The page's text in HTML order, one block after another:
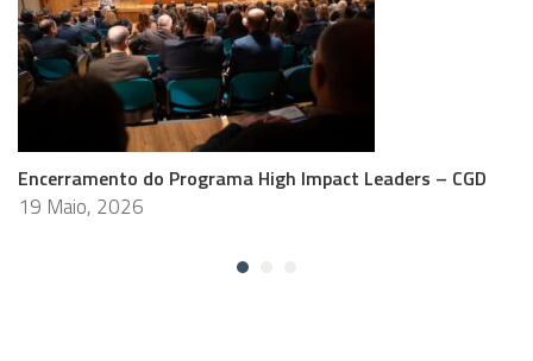
Encerramento do Programa High Impact Leaders – CGD
19 Maio, 2026